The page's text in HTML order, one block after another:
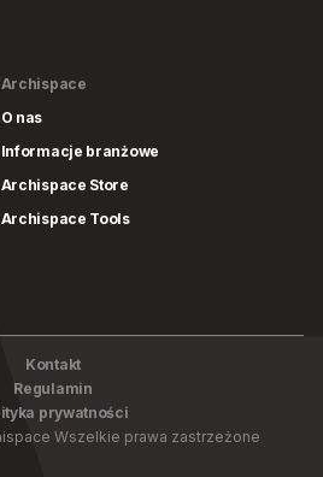
Archispace
O nas
Informacje branżowe
Archispace Store
Archispace Tools
Kontakt
Regulamin
prywatności
Wszelkie prawa zastrzeżone